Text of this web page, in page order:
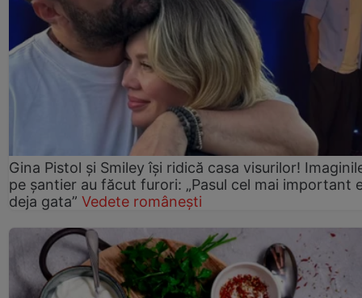
Gina Pistol și Smiley își ridică casa visurilor!
pe șantier au făcut furori: „Pasul cel mai important
deja gata” Vedete românești